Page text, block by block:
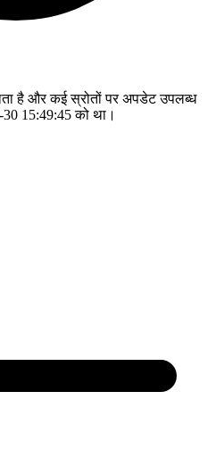
है और कई स्रोतों पर अपडेट उपलब्ध
15:49:45 को था।